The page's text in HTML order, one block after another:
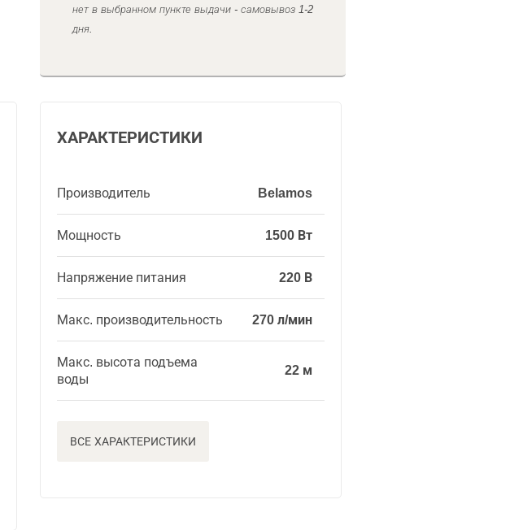
нет в выбранном пункте выдачи - самовывоз 1-2
дня.
ХАРАКТЕРИСТИКИ
Производитель Belamos
Мощность 1500 Вт
Напряжение питания 220 В
Макс. производительность 270 л/мин
Макс. высота подъема
воды
22 м
ВСЕ ХАРАКТЕРИСТИКИ